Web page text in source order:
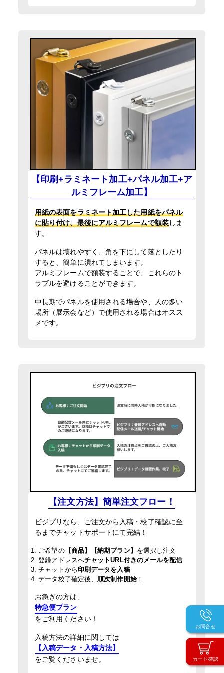
カート確認
お問合せ
【印刷+ラミネート加工+パネル加工+ア
ルミフレーム加工】
用紙の表面をラミネート加工した用紙をパネル
に貼り付け、最後にアルミフレームで額装しま
す。
パネルは壊れやすく、角を下にして落としたり
すると、簡単に潰れてしまいます。
アルミフレームで額装することで、これらのト
ラブルを避けることができます。
中長期でパネルを使用される場合や、人の多い
場所（展示会など）で使用される場合はオスス
メです。
【注文方法】簡単注文フロー！
ビジプリなら、ご注文から入稿・校了確認に至
るまでチャットサポートにて完結！
1. ご希望の【商品】【納期プラン】 を選択し注文
2. 登録アドレスへチャットURL付きのメールを配信
3. チャットから 印刷データを入稿
4. データ校了確定後、 順次制作開始！
お急ぎの方は、
特急便プラン
をご利用ください！
入稿方法の詳細に関しては
【入稿データ・入稿方法】
をご覧くださいませ。